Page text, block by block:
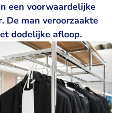
een voorwaardelijke
De man veroorzaakte
dodelijke afloop.